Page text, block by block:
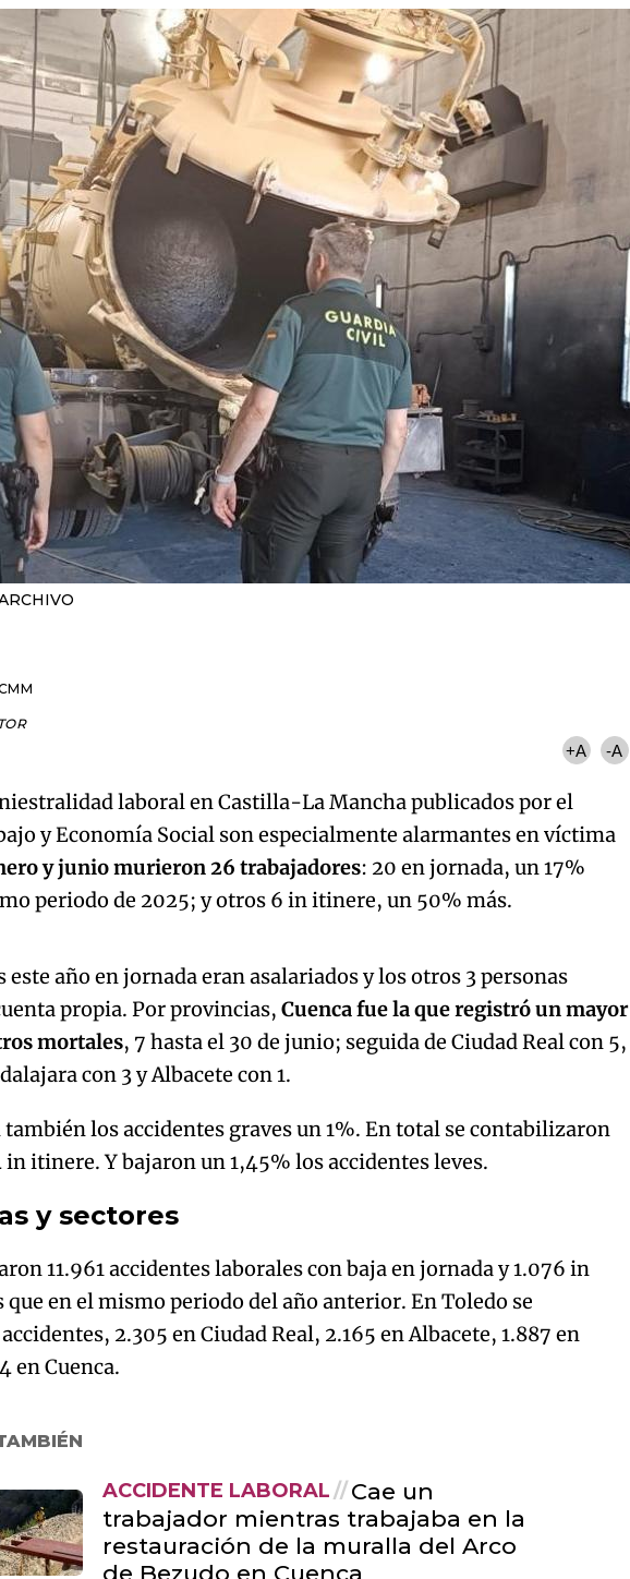
+A -A
laboral en Castilla-La Mancha publicados por el
y Economía Social son especialmente alarmantes en víctima
y junio murieron 26 trabajadores: 20 en jornada, un 17%
periodo de 2025; y otros 6 in itinere, un 50% más.
Algo salió mal.
Try again
este año en jornada eran asalariados y los otros 3 personas
propia. Por provincias,Cuenca fue la que registró un mayor
mortales, 7 hasta el 30 de junio; seguida de Ciudad Real con 5,
con 3 y Albacete con 1.
los accidentes graves un 1%. En total se contabilizaron
in itinere. Y bajaron un 1,45% los accidentes leves.
y sectores
11.961 accidentes laborales con baja en jornada y 1.076 in
que en el mismo periodo del año anterior. En Toledo se
2.305 en Ciudad Real, 2.165 en Albacete, 1.887 en
en Cuenca.
ACCIDENTE LABORAL
Cae un
trabajador mientras trabajaba en la
restauración de la muralla del Arco
de Bezudo en Cuenca